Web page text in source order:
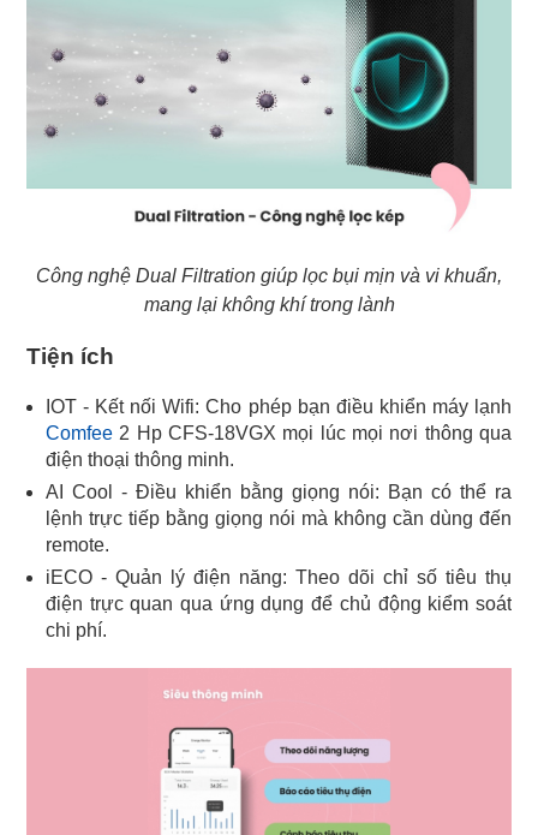
Công nghệ Dual Filtration giúp lọc bụi mịn và vi khuẩn,
mang lại không khí trong lành
Tiện ích
Comfee 2 Hp CFS-18VGX mọi lúc mọi nơi thông qua
điện thoại thông minh.
AI Cool - Điều khiển bằng giọng nói: Bạn có thể ra
lệnh trực tiếp bằng giọng nói mà không cần dùng đến
remote.
iECO - Quản lý điện năng: Theo dõi chỉ số tiêu thụ
điện trực quan qua ứng dụng để chủ động kiểm soát
chi phí.